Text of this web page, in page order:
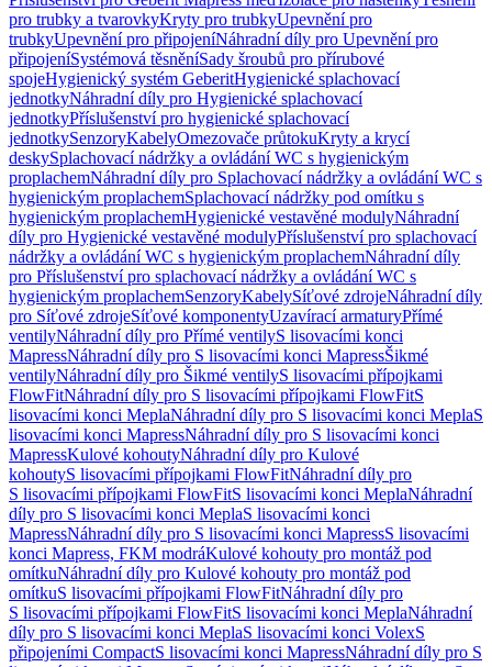
pro trubky a tvarovkyKryty pro trubkyUpevnění pro
trubkyUpevnění pro připojeníNáhradní díly pro Upevnění pro
připojeníSystémová těsněníSady šroubů pro přírubové
spojeHygienický systém GeberitHygienické splachovací
jednotkyNáhradní díly pro Hygienické splachovací
jednotkyPříslušenství pro hygienické splachovací
jednotkySenzoryKabelyOmezovače průtokuKryty a krycí
deskySplachovací nádržky a ovládání WC s hygienickým
proplachemNáhradní díly pro Splachovací nádržky a ovládání WC s
hygienickým proplachemSplachovací nádržky pod omítku s
hygienickým proplachemHygienické vestavěné modulyNáhradní
díly pro Hygienické vestavěné modulyPříslušenství pro splachovací
nádržky a ovládání WC s hygienickým proplachemNáhradní díly
pro Příslušenství pro splachovací nádržky a ovládání WC s
hygienickým proplachemSenzoryKabelySíťové zdrojeNáhradní díly
pro Síťové zdrojeSíťové komponentyUzavírací armaturyPřímé
ventilyNáhradní díly pro Přímé ventilyS lisovacími konci
MapressNáhradní díly pro S lisovacími konci MapressŠikmé
ventilyNáhradní díly pro Šikmé ventilyS lisovacími přípojkami
FlowFitNáhradní díly pro S lisovacími přípojkami FlowFitS
lisovacími konci MeplaNáhradní díly pro S lisovacími konci MeplaS
lisovacími konci MapressNáhradní díly pro S lisovacími konci
MapressKulové kohoutyNáhradní díly pro Kulové
kohoutyS lisovacími přípojkami FlowFitNáhradní díly pro
S lisovacími přípojkami FlowFitS lisovacími konci MeplaNáhradní
díly pro S lisovacími konci MeplaS lisovacími konci
MapressNáhradní díly pro S lisovacími konci MapressS lisovacími
konci Mapress, FKM modráKulové kohouty pro montáž pod
omítkuNáhradní díly pro Kulové kohouty pro montáž pod
omítkuS lisovacími přípojkami FlowFitNáhradní díly pro
S lisovacími přípojkami FlowFitS lisovacími konci MeplaNáhradní
díly pro S lisovacími konci MeplaS lisovacími konci VolexS
připojeními CompactS lisovacími konci MapressNáhradní díly pro S